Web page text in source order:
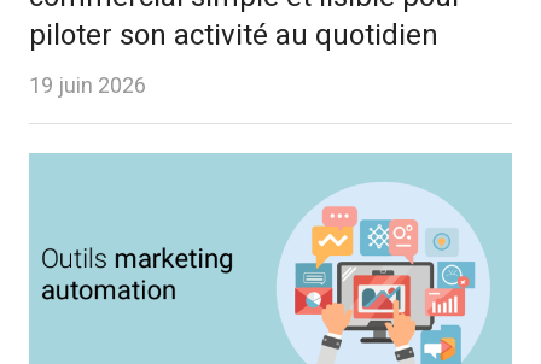
piloter son activité au quotidien
19 juin 2026